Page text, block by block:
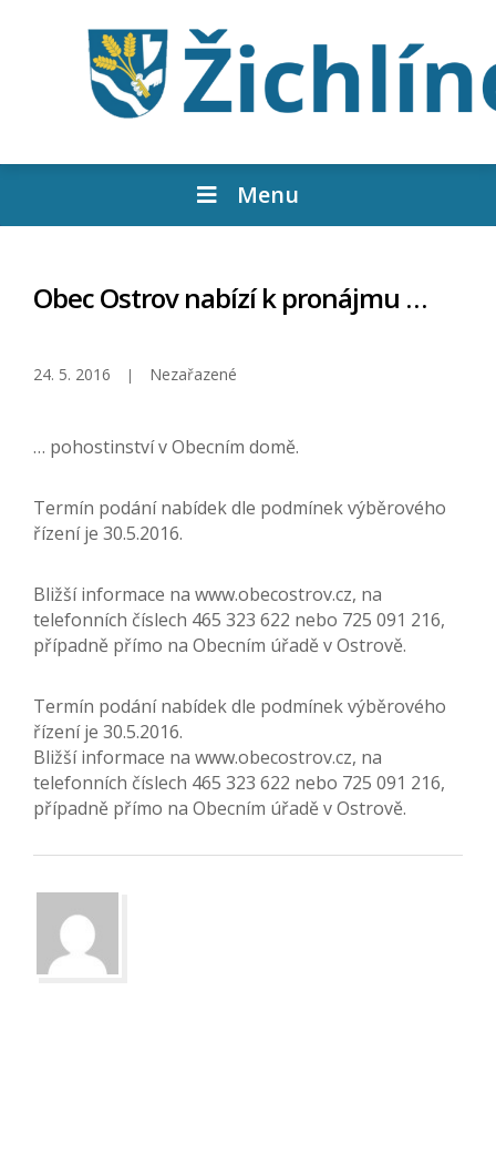
Menu
Obec Ostrov nabízí k pronájmu …
24. 5. 2016 Nezařazené
… pohostinství v Obecním domě.
Termín podání nabídek dle podmínek výběrového
řízení je 30.5.2016.
Bližší informace na www.obecostrov.cz, na
telefonních číslech 465 323 622 nebo 725 091 216,
případně přímo na Obecním úřadě v Ostrově.
Termín podání nabídek dle podmínek výběrového
řízení je 30.5.2016.
Bližší informace na www.obecostrov.cz, na
telefonních číslech 465 323 622 nebo 725 091 216,
případně přímo na Obecním úřadě v Ostrově.